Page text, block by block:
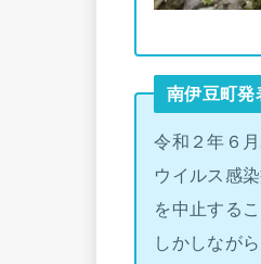
南伊豆町発
令和２年６
ウイルス感
を中止する
しかしなが